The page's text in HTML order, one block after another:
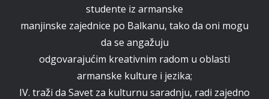
studente iz armanske
manjinske zajednice po Balkanu, tako da oni mogu
da se angažuju
odgovarajućim kreativnim radom u oblasti
armanske kulture i jezika;
IV. traži da Savet za kulturnu saradnju, radi zajedno